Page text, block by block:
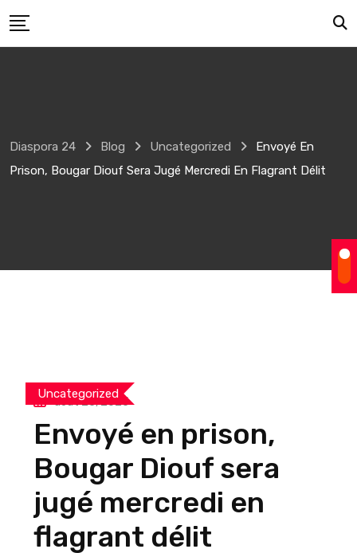
to
Diaspora 24 Blog Uncategorized
Envoyé En
Prison, Bougar Diouf Sera Jugé Mercredi En Flagrant Délit
Uncategorized
août 25, 2025
Envoyé en prison,
Bougar Diouf sera
jugé mercredi en
flagrant délit